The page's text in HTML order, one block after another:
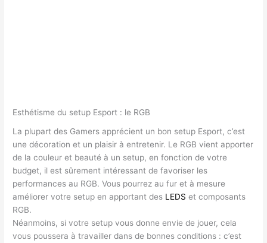
Esthétisme du setup Esport : le RGB
La plupart des Gamers apprécient un bon setup Esport, c’est
une décoration et un plaisir à entretenir. Le RGB vient apporter
de la couleur et beauté à un setup, en fonction de votre
budget, il est sûrement intéressant de favoriser les
performances au RGB. Vous pourrez au fur et à mesure
améliorer votre setup en apportant des LEDS et composants
RGB.
Néanmoins, si votre setup vous donne envie de jouer, cela
vous poussera à travailler dans de bonnes conditions : c’est